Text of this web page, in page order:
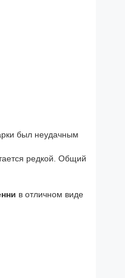
был неудачным
редкой. Общий
в отличном виде